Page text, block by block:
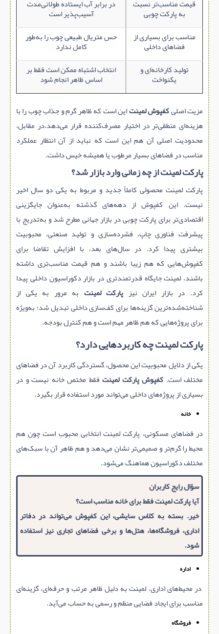
قیمت مناسب‌تر نسبت
به پارکت چوبی
در برابر آب ایستاده طولانی‌مدت
آسیب‌پذیر است
مناسب برای بسیاری از
فضاهای داخلی
حس متریال طبیعی چوب را به‌طور
کامل ندارد
تولید کارخانه‌ای و
یکنواخت
انتخاب اشتباه ممکن است فقط بر
اساس ظاهر انجام شود
مزیت اصلیکفپوش لمینتاین است که ظاهر گرم و جذاب چوب را با
هزینه‌ای منطقی‌تر در اختیار مصرف‌کننده قرار می‌دهد.در مقابل،
محدودیت اصلی آن هم این است که نباید از آن انتظار عملکرد
مناسب در فضاهای بسیار مرطوب یا همیشه خیس داشت.
پارکت لمینت از چه زمانی وارد بازار شد؟
پارکت لمینت محصولی کاملاً جدید و مربوط به یکی دو سال اخیر
نیست. این کفپوش از دهه‌های گذشته به‌عنوان جایگزینی
اقتصادی‌تر برای پارکت چوبی در بازار جهانی مطرح شد و به‌تدریج با
پیشرفت فناوری چاپ، فشرده‌سازی و تولید صنعتی، محبوبیت
بیشتری پیدا کرد. در سال‌های بعد، با افزایش تقاضا برای
کفپوش‌هایی که هم زیبا باشند و هم قیمت مناسب‌تری داشته
باشند، لمینت جایگاه قدرتمندتری در بازار دکوراسیون داخلی پیدا
کرد. در بازار ایران نیز پارکت لمینت به مرور به یکی از
شناخته‌شده‌ترین گزینه‌ها برای کف‌سازی داخلی تبدیل شد؛ به‌ویژه
برای پروژه‌هایی که هم ظاهر مهم است و هم کنترل بودجه.
پارکت لمینت چه کاربردهایی دارد؟
یکی از دلایل محبوبیت این محصول، گستردگی کاربرد آن در فضاهای
مختلف است. کفپوش پارکت لمینت فقط مختص خانه نیست و در
بسیاری از پروژه‌های داخلی می‌تواند مورد استفاده قرار بگیرد.
خانه
در فضاهای مسکونی، پارکت لمینت انتخابی محبوب است چون هم
محیط را گرم‌تر و صمیمی‌تر نشان می‌دهد و هم ظاهر آن با سبک‌های
مختلف دکوراسیون هماهنگ می‌شود.
سؤال رایج کاربران
آیا پارکت لمینت فقط برای خانه مناسب است؟
خیر. بسته به کلاس سایشی، این کفپوش می‌تواند در دفاتر
اداری، فروشگاه‌ها، هتل‌ها و برخی فضاهای تجاری نیز استفاده
شود.
اداره
در محیط‌های اداری، لمینت به دلیل ظاهر مرتب و حرفه‌ای، گزینه‌ای
مناسب برای ایجاد فضایی منظم و رسمی به حساب می‌آید.
فروشگاه